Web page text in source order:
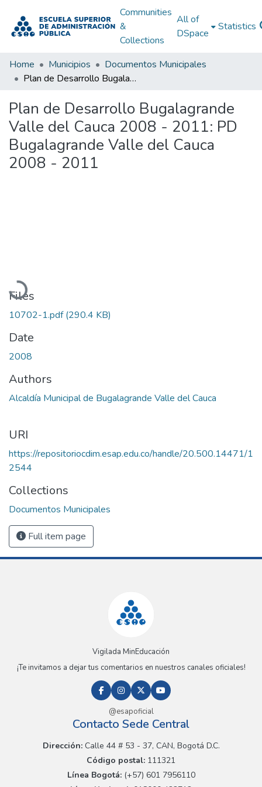
Communities
&
Collections
All of
DSpace
Statistics
Home Municipios
Documentos Municipales
Plan de Desarrollo Bugalagrande Valle del Cauca 2008 - 2011: PD Bugalagrande Valle del Cauca 2008 - 2011
Plan de Desarrollo Bugalagrande
Valle del Cauca 2008 - 2011: PD
Bugalagrande Valle del Cauca
2008 - 2011
Loading...
Files
10702-1.pdf(290.4 KB)
Date
2008
Authors
Alcaldía Municipal de Bugalagrande Valle del Cauca
URI
https://repositoriocdim.esap.edu.co/handle/20.500.14471/1
2544
Collections
Documentos Municipales
Full item page
Vigilada MinEducación
¡Te invitamos a dejar tus comentarios en nuestros canales oficiales!
@esapoficial
Contacto Sede Central
Dirección:Calle 44 # 53 - 37, CAN, Bogotá D.C.
Código postal: 111321
Línea Bogotá:(+57) 601 7956110